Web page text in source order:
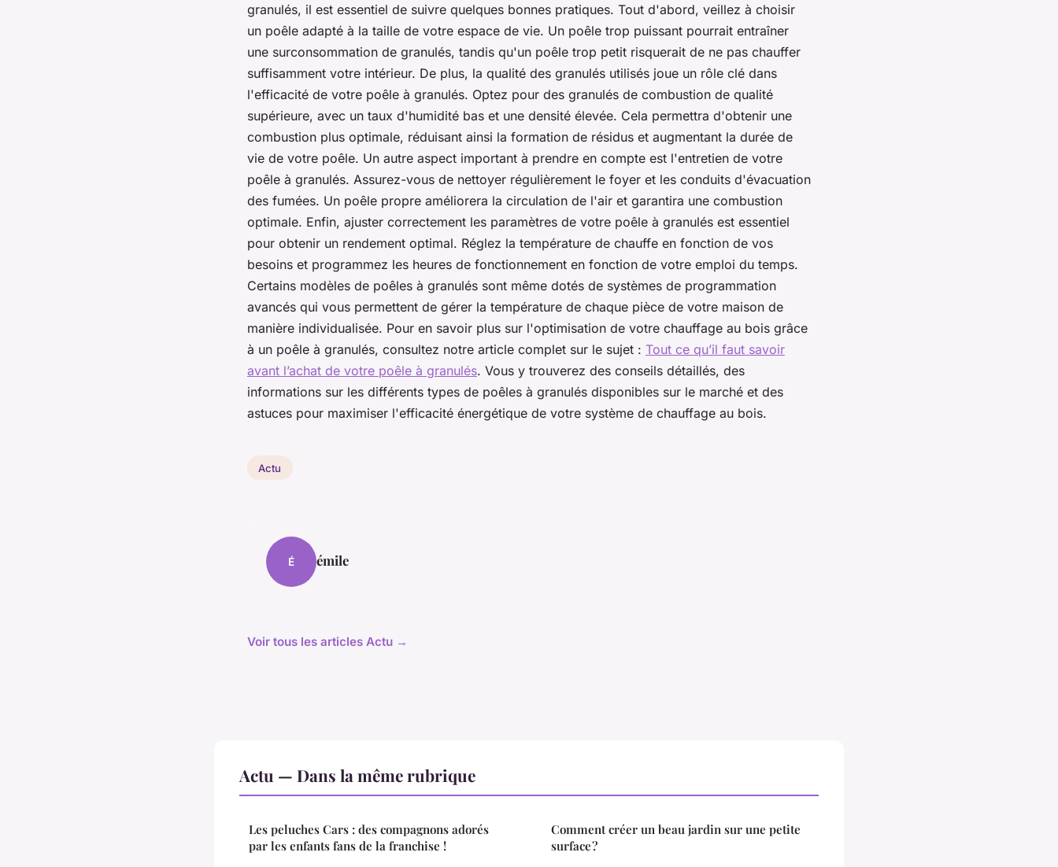
granulés, il est essentiel de suivre quelques bonnes pratiques. Tout d'abord, veillez à choisir
un poêle adapté à la taille de votre espace de vie. Un poêle trop puissant pourrait entraîner
une surconsommation de granulés, tandis qu'un poêle trop petit risquerait de ne pas chauffer
suffisamment votre intérieur. De plus, la qualité des granulés utilisés joue un rôle clé dans
l'efficacité de votre poêle à granulés. Optez pour des granulés de combustion de qualité
supérieure, avec un taux d'humidité bas et une densité élevée. Cela permettra d'obtenir une
combustion plus optimale, réduisant ainsi la formation de résidus et augmentant la durée de
vie de votre poêle. Un autre aspect important à prendre en compte est l'entretien de votre
poêle à granulés. Assurez-vous de nettoyer régulièrement le foyer et les conduits d'évacuation
des fumées. Un poêle propre améliorera la circulation de l'air et garantira une combustion
optimale. Enfin, ajuster correctement les paramètres de votre poêle à granulés est essentiel
pour obtenir un rendement optimal. Réglez la température de chauffe en fonction de vos
besoins et programmez les heures de fonctionnement en fonction de votre emploi du temps.
Certains modèles de poêles à granulés sont même dotés de systèmes de programmation
avancés qui vous permettent de gérer la température de chaque pièce de votre maison de
manière individualisée. Pour en savoir plus sur l'optimisation de votre chauffage au bois grâce
à un poêle à granulés, consultez notre article complet sur le sujet : Tout ce qu’il faut savoir
avant l’achat de votre poêle à granulés. Vous y trouverez des conseils détaillés, des
informations sur les différents types de poêles à granulés disponibles sur le marché et des
astuces pour maximiser l'efficacité énergétique de votre système de chauffage au bois.
Actu
É émile
Voir tous les articles Actu →
Actu — Dans la même rubrique
Les peluches Cars : des compagnons adorés
par les enfants fans de la franchise !
Comment créer un beau jardin sur une petite
surface ?